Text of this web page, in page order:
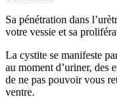
Sa pénétration dans
votre vessie et sa
La cystite se manifeste
au moment d’uriner, des
de ne pas pouvoir vous
ventre.